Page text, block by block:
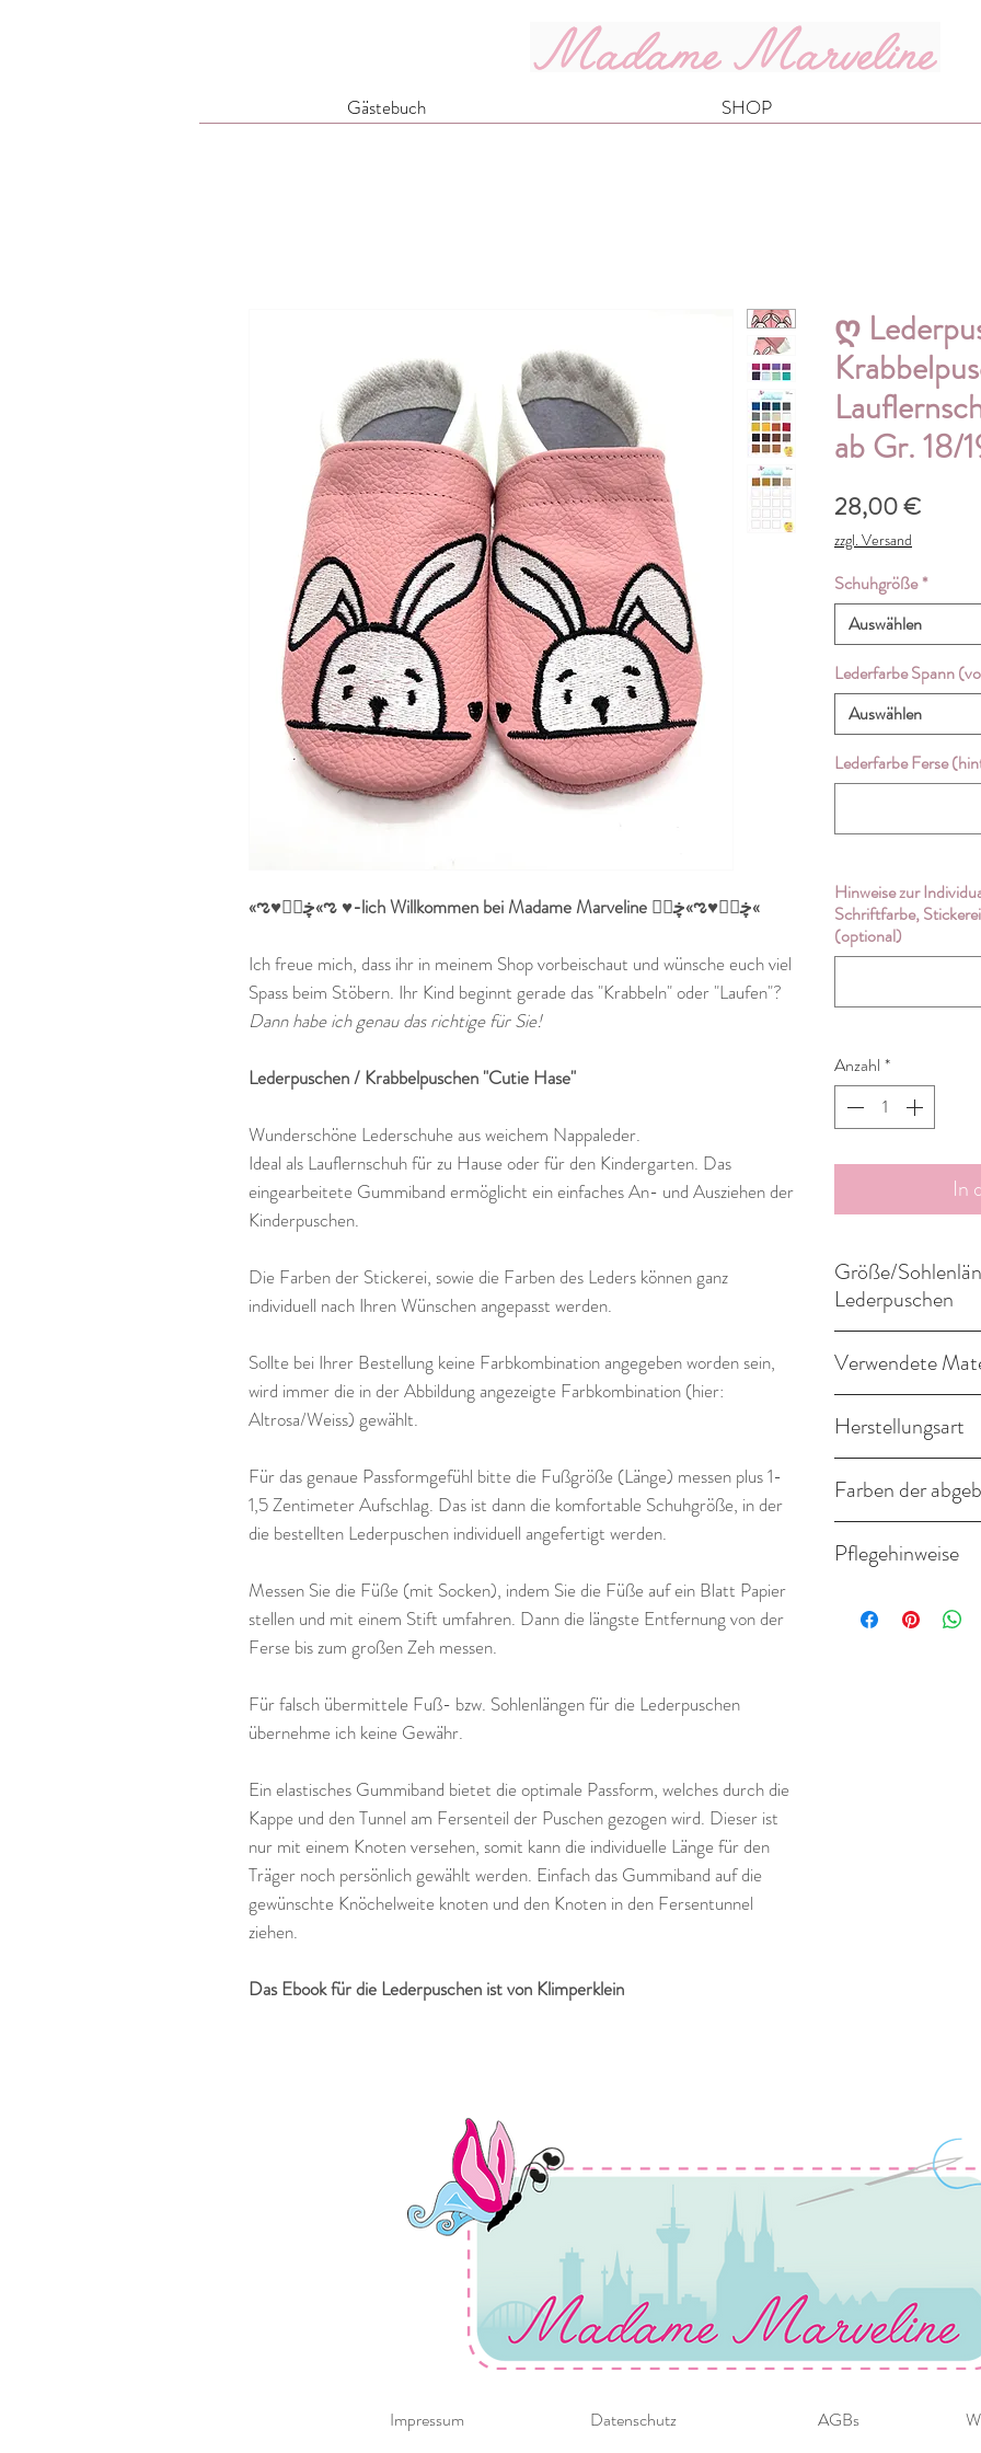
Gästebuch SHOP
«ಌ♥ڿڰۣ«ಌ ♥-lich Willkommen bei Madame Marveline ڿڰۣ«ಌ♥ڿڰۣ«
Ich freue mich, dass ihr in meinem Shop vorbeischaut und wünsche euch viel
Spass beim Stöbern. Ihr Kind beginnt gerade das "Krabbeln" oder "Laufen"?
Dann habe ich genau das richtige für Sie!
Lederpuschen / Krabbelpuschen "Cutie Hase"
Wunderschöne Lederschuhe aus weichem Nappaleder.
Ideal als Lauflernschuh für zu Hause oder für den Kindergarten. Das
eingearbeitete Gummiband ermöglicht ein einfaches An- und Ausziehen der
Kinderpuschen.
Die Farben der Stickerei, sowie die Farben des Leders können ganz
individuell nach Ihren Wünschen angepasst werden.
Sollte bei Ihrer Bestellung keine Farbkombination angegeben worden sein,
wird immer die in der Abbildung angezeigte Farbkombination (hier:
Altrosa/Weiss) gewählt.
Für das genaue Passformgefühl bitte die Fußgröße (Länge) messen plus 1-
1,5 Zentimeter Aufschlag. Das ist dann die komfortable Schuhgröße, in der
die bestellten Lederpuschen individuell angefertigt werden.
Messen Sie die Füße (mit Socken), indem Sie die Füße auf ein Blatt Papier
stellen und mit einem Stift umfahren. Dann die längste Entfernung von der
Ferse bis zum großen Zeh messen.
Für falsch übermittele Fuß- bzw. Sohlenlängen für die Lederpuschen
übernehme ich keine Gewähr.
Ein elastisches Gummiband bietet die optimale Passform, welches durch die
Kappe und den Tunnel am Fersenteil der Puschen gezogen wird. Dieser ist
nur mit einem Knoten versehen, somit kann die individuelle Länge für den
Träger noch persönlich gewählt werden. Einfach das Gummiband auf die
gewünschte Knöchelweite knoten und den Knoten in den Fersentunnel
ziehen.
Das Ebook für die Lederpuschen ist von Klimperklein
ღ
ab Gr. 18/
28,00 €Preis
zzgl. Versand
Schuhgröße *
Auswählen
Lederfarbe Spann
Auswählen
Lederfarbe Ferse
Hinweise zur
Schriftfarbe,
(optional)
Anzahl *
In
Größe/
Lederpuschen
Gr. 20/21 = 13,5 cm
Gr. 22/23 = 15,0
Gr. 24/25 = 16,5 cm
Gr. 26/27 = 18,0 cm
Verwendete
• Sohle aus
• Gummiband
• Stickgarn
Azo, PCP, PCB,
Herstellungsart
Farben der
Pflegehinweise
Nicht
Impressum Datenschutz AGBs